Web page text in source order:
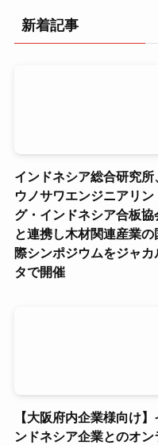
新着記事
インドネシア総合研究所
ウノサワエンジニアリン
グ・インドネシア合板協
と連携し木材関連産業の
際シンポジウムをジャカ
タで開催
【大阪府内企業様向け】
ンドネシア企業とのオン